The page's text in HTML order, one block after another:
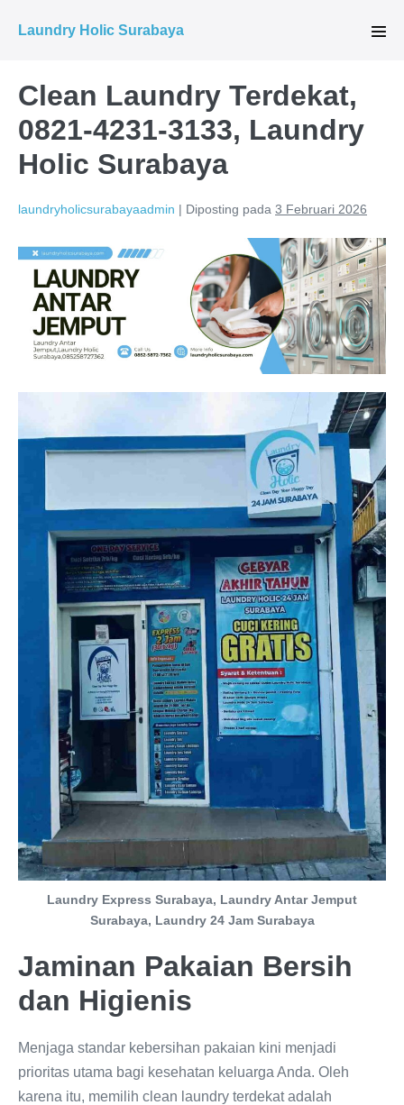
Laundry Holic Surabaya
Clean Laundry Terdekat,
0821-4231-3133, Laundry
Holic Surabaya
laundryholicsurabayaadmin | Diposting pada 3 Februari 2026
Laundry Express Surabaya, Laundry Antar Jemput
Surabaya, Laundry 24 Jam Surabaya
Jaminan Pakaian Bersih
dan Higienis
Menjaga standar kebersihan pakaian kini menjadi
prioritas utama bagi kesehatan keluarga Anda. Oleh
karena itu, memilih clean laundry terdekat adalah